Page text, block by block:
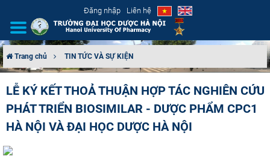
Đăng nhập Liên hệ
CƠ CẤU TỔ CHỨC
TUYỂN SINH
Trang chủ TIN TỨC VÀ SỰ KIỆN
LỄ KÝ KẾT THOẢ THUẬN HỢP TÁC NGHIÊN CỨU
PHÁT TRIỂN BIOSIMILAR - DƯỢC PHẨM CPC1
HÀ NỘI VÀ ĐẠI HỌC DƯỢC HÀ NỘI